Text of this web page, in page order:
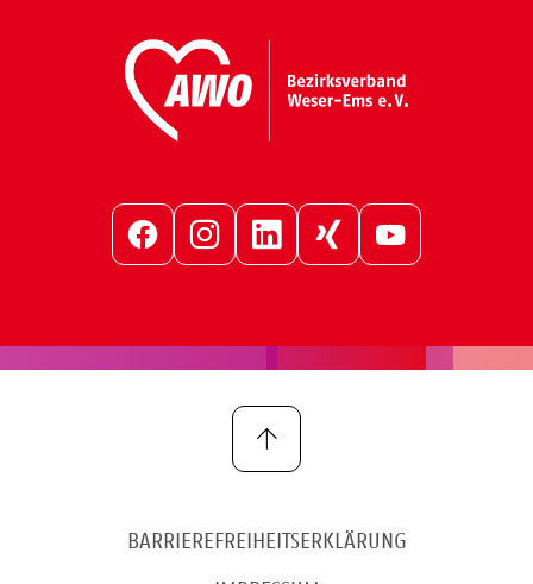
FacebookInstagramLinkedInXing YouTube
BARRIEREFREIHEITSERKLÄRUNG